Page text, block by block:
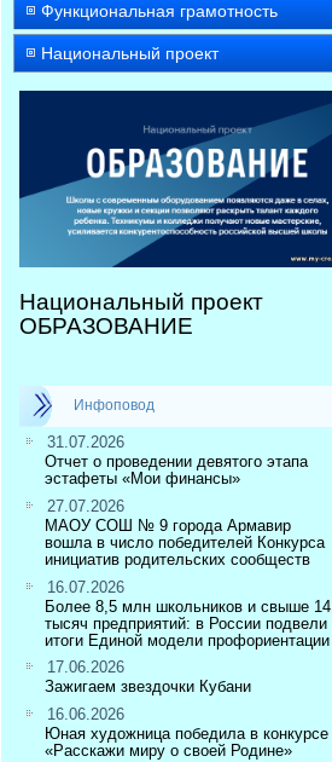
Функциональная грамотность
Национальный проект
Национальный проект
ОБРАЗОВАНИЕ
Инфоповод
31.07.2026
Отчет о проведении девятого этапа
эстафеты «Мои финансы»
27.07.2026
МАОУ СОШ № 9 города Армавир
вошла в число победителей Конкурса
инициатив родительских сообществ
16.07.2026
Более 8,5 млн школьников и свыше 14
тысяч предприятий: в России подвели
итоги Единой модели профориентации
17.06.2026
Зажигаем звездочки Кубани
16.06.2026
Юная художница победила в конкурсе
«Расскажи миру о своей Родине»